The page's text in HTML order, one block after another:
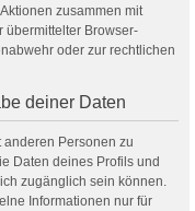
zusammen mit
übermittelter Browser-
oder zur rechtlichen
deiner Daten
anderen Personen zu
Daten deines Profils und
zugänglich sein können.
Informationen nur für